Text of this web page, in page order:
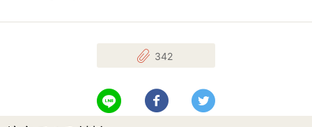
342
LINEで送る Facebookでシェアする